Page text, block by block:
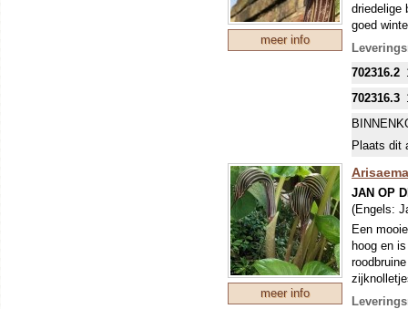
meer info
driedelige
goed
702316.2
702316.3
Plaats dit
meer info
JAN OP
(Engels:
Een
hoog en